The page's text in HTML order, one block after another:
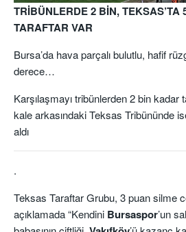
TRİBÜNLERDE 2 BİN, TEKSAS’TA
TARAFTAR VAR
Bursa’da hava parçalı bulutlu, hafif
derece…
Karşılaşmayı tribünlerden 2 bin
kale arkasındaki Teksas Tribününde
aldı
.
Teksas Taraftar Grubu, 3 puan silme
açıklamada “Kendini Bursaspor’un